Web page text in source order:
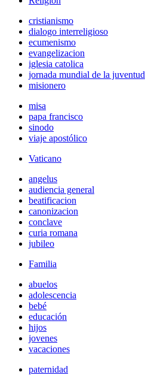
cristianismo
dialogo interreligioso
ecumenismo
evangelizacion
iglesia catolica
jornada mundial de la juventud
misionero
misa
papa francisco
sinodo
viaje apostólico
Vaticano
angelus
audiencia general
beatificacion
canonizacion
conclave
curia romana
jubileo
Familia
abuelos
adolescencia
bebé
educación
hijos
jovenes
vacaciones
paternidad